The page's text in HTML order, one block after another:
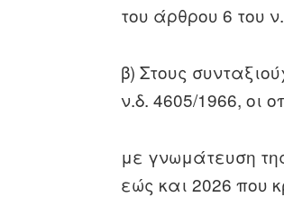
του άρθρου 6 του
β) Στους
ν.δ. 4605/1966, οι
με γνωμάτευση
εώς και 2026 που